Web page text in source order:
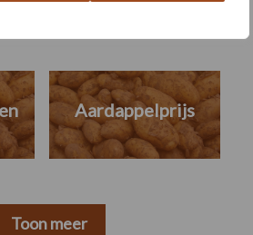
Aardappelprijs
Toon meer